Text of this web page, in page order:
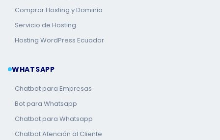
Comprar Hosting y Dominio
Servicio de Hosting
Hosting WordPress Ecuador
WHATSAPP
Chatbot para Empresas
Bot para Whatsapp
Chatbot para Whatsapp
Chatbot Atención al Cliente